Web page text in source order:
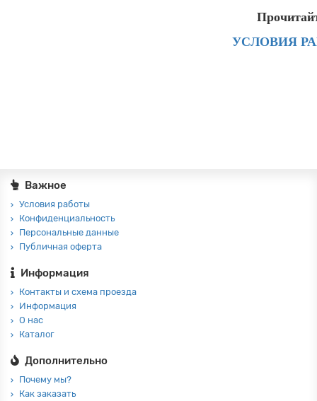
УСЛОВИЯ
Важное
Условия работы
Конфиденциальность
Персональные данные
Публичная оферта
Информация
Контакты и схема проезда
Информация
О нас
Каталог
Дополнительно
Почему мы?
Как заказать